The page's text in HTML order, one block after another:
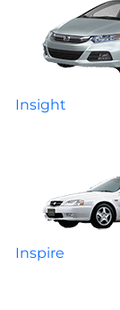
Insight
Inspire